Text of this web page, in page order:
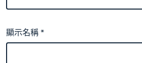
顯示名稱*